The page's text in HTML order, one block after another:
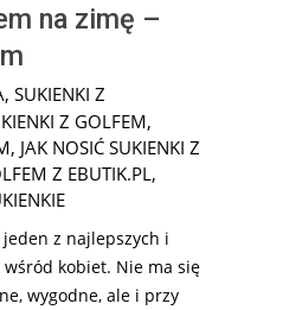
na zimę –
, SUKIENKI Z
Z GOLFEM,
, JAK NOSIĆ SUKIENKI Z
Z EBUTIK.PL,
z najlepszych i
kobiet. Nie ma się
wygodne, ale i przy